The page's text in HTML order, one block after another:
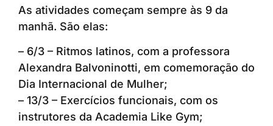
As atividades começam sempre às 9 da
manhã. São elas:
– 6/3 – Ritmos latinos, com a professora
Alexandra Balvoninotti, em comemoração do
Dia Internacional de Mulher;
– 13/3 – Exercícios funcionais, com os
instrutores da Academia Like Gym;